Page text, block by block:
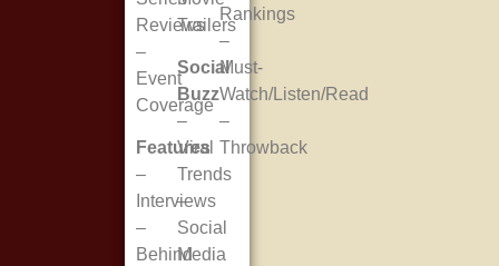
Reviews
–
Event
Coverage
Features
–
Interviews
–
Behind
Trailers
Social
Buzz
–
Viral
Trends
–
Social
Media
Rankings
–
Must-
Watch/Listen/Read
–
Throwback